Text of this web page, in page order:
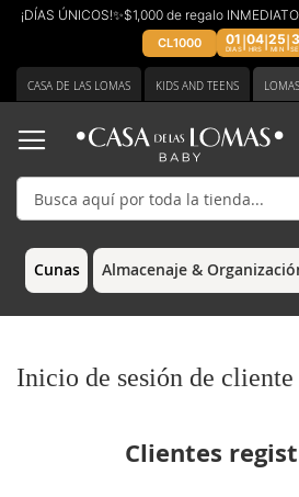
¡DÍAS ÚNICOS!✨$1,000 de regalo
CL1000 01
DIAS
04
HRS
25
MIN
Ir
CASA DE LAS LOMAS KIDS AND TEENS
Cunas Almacenaje &
Inicio de sesión de cliente
Clientes